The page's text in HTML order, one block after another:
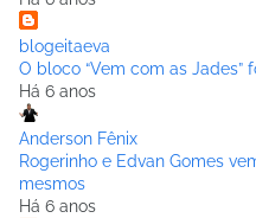
blogeitaeva
O bloco “Vem com as Jades”
Há 6 anos
Anderson Fênix
Rogerinho e Edvan Gomes
mesmos
Há 6 anos